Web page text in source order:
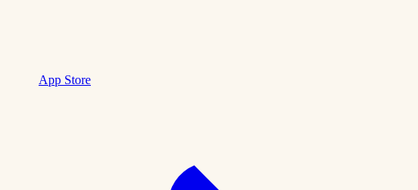
App Store